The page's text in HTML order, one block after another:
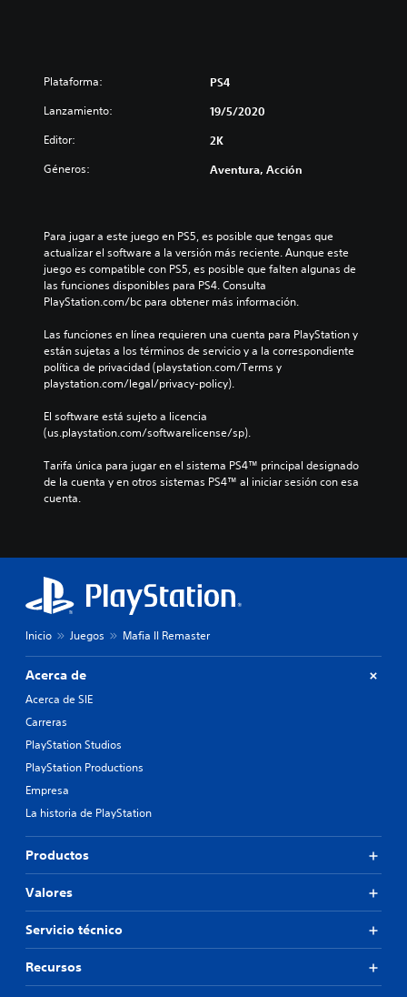
Plataforma: PS4
Lanzamiento: 19/5/2020
Editor: 2K
Géneros: Aventura, Acción
Para jugar a este juego en PS5, es posible que tengas que
actualizar el software a la versión más reciente. Aunque este
juego es compatible con PS5, es posible que falten algunas de
las funciones disponibles para PS4. Consulta
PlayStation.com/bc para obtener más información.
Las funciones en línea requieren una cuenta para PlayStation y
están sujetas a los términos de servicio y a la correspondiente
política de privacidad (playstation.com/Terms y
playstation.com/legal/privacy-policy).
El software está sujeto a licencia
(us.playstation.com/softwarelicense/sp).
Tarifa única para jugar en el sistema PS4™ principal designado
de la cuenta y en otros sistemas PS4™ al iniciar sesión con esa
cuenta.
Inicio Juegos Mafia II Remaster
Acerca de
Acerca de SIE
Carreras
PlayStation Studios
PlayStation Productions
Empresa
La historia de PlayStation
Productos
Valores
Servicio técnico
Recursos